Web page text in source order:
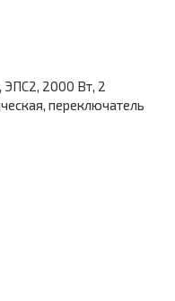
ЭПС2, 2000 Вт, 2
переключатель